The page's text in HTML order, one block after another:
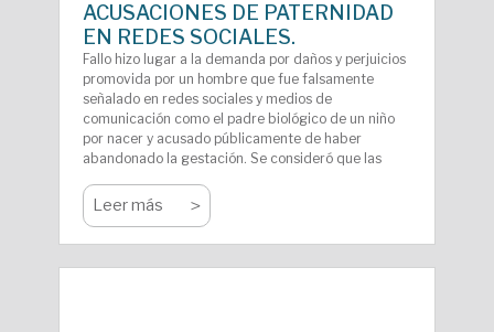
ACUSACIONES DE PATERNIDAD
EN REDES SOCIALES.
Fallo hizo lugar a la demanda por daños y perjuicios
promovida por un hombre que fue falsamente
señalado en redes sociales y medios de
comunicación como el padre biológico de un niño
por nacer y acusado públicamente de haber
abandonado la gestación. Se consideró que las
la libertad de expresión que lesionó su honor y
dignidad, circunstancia corroborada luego por una
Leer más >